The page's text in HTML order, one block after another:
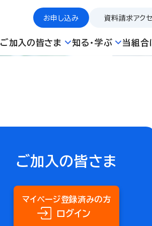
お申し込み 資料請求アク
ご加入の皆さま 知る・学ぶ 当組合
ご加入の皆さま
マイページ登録済みの方
ログイン